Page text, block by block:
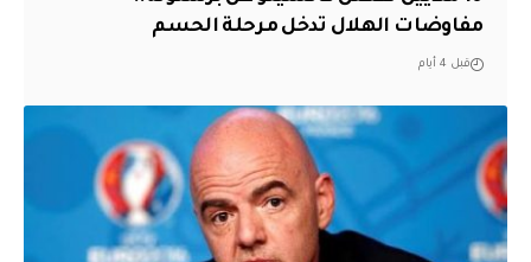
مفاوضات الهلال تدخل مرحلة الحسم
قبل 4 أيام